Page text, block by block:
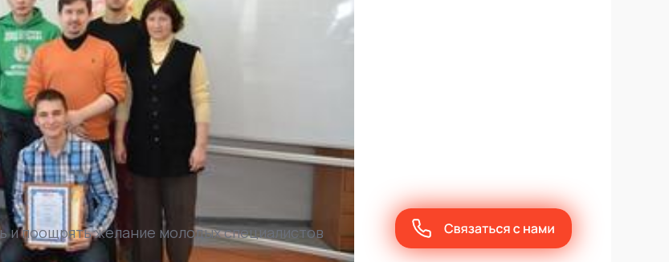
и поощрять желание молодых специалистов